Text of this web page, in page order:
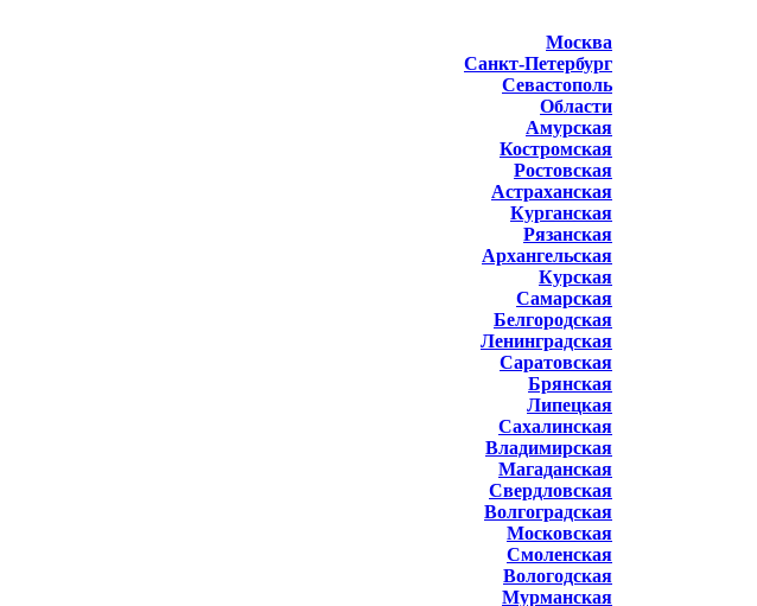
Москва
Санкт-Петербург
Севастополь
Области
Амурская
Костромская
Ростовская
Астраханская
Курганская
Рязанская
Архангельская
Курская
Самарская
Белгородская
Ленинградская
Саратовская
Брянская
Липецкая
Сахалинская
Владимирская
Магаданская
Свердловская
Волгоградская
Московская
Смоленская
Вологодская
Мурманская